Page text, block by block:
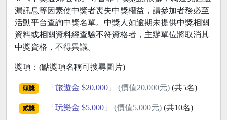
漏訊息等因素使中獎者喪失中獎權益，請參加者務必至
活動平台查詢中獎名單。中獎人如逾期未提供中獎相關
資料或相關資料經查驗不符資格者，主辦單位將取消其
中獎資格，不得異議。
獎項：(點獎項名稱可搜尋圖片)
頭獎 「 旅遊金 $20,000」 (價值20,000元)(共5名)
貳獎 「 玩樂金 $5,000」 (價值5,000元)(共10名)